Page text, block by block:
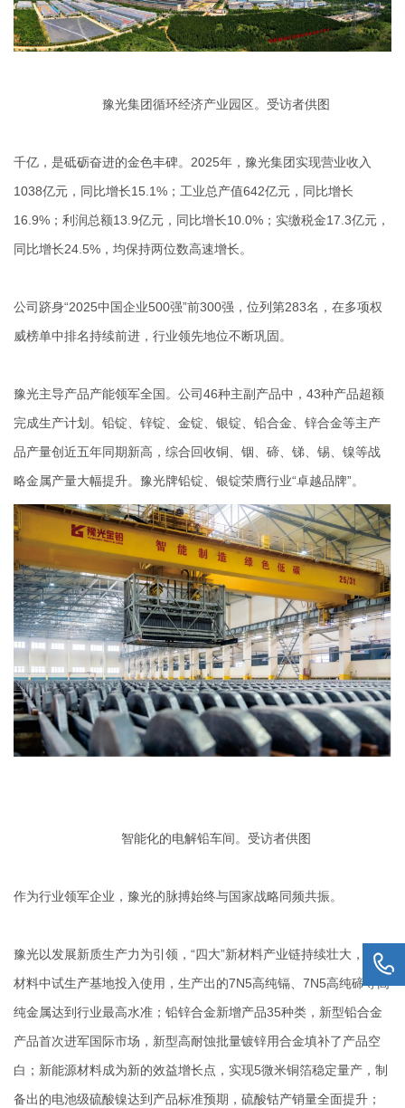
豫光集团循环经济产业园区。受访者供图
千亿，是砥砺奋进的金色丰碑。2025年，豫光集团实现营业收入
1038亿元，同比增长15.1%；工业总产值642亿元，同比增长
16.9%；利润总额13.9亿元，同比增长10.0%；实缴税金17.3亿元，
同比增长24.5%，均保持两位数高速增长。
公司跻身“2025中国企业500强”前300强，位列第283名，在多项权
威榜单中排名持续前进，行业领先地位不断巩固。
豫光主导产品产能领军全国。公司46种主副产品中，43种产品超额
完成生产计划。铅锭、锌锭、金锭、银锭、铅合金、锌合金等主产
品产量创近五年同期新高，综合回收铜、铟、碲、锑、锡、镍等战
略金属产量大幅提升。豫光牌铅锭、银锭荣膺行业“卓越品牌”。
智能化的电解铅车间。受访者供图
作为行业领军企业，豫光的脉搏始终与国家战略同频共振。
豫光以发展新质生产力为引领，“四大”新材料产业链持续壮大，高纯
材料中试生产基地投入使用，生产出的7N5高纯镉、7N5高纯碲等高
纯金属达到行业最高水准；铅锌合金新增产品35种类，新型铅合金
产品首次进军国际市场，新型高耐蚀批量镀锌用合金填补了产品空
白；新能源材料成为新的效益增长点，实现5微米铜箔稳定量产，制
备出的电池级硫酸镍达到产品标准预期，硫酸钴产销量全面提升；